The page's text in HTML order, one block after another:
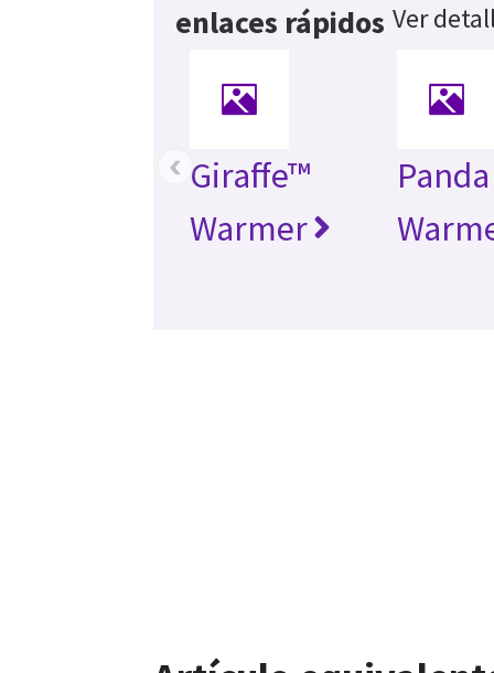
enlaces rápidos Ver
Giraffe™
Warmer
‹